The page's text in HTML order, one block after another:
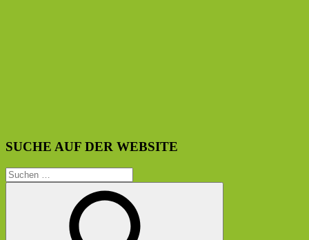
SUCHE AUF DER WEBSITE
Suchen
nach: